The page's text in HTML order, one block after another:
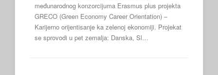
međunarodnog konzorcijuma Erasmus plus projekta
GRECO (Green Economy Career Orientation) –
Karijerno orijentisanje ka zelenoj ekonomiji. Projekat
se sprovodi u pet zemalja: Danska, Sl…